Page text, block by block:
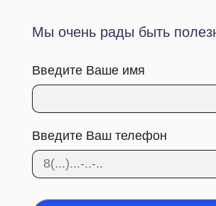
Мы очень рады быть
Введите Ваше имя
Введите Ваш телефон